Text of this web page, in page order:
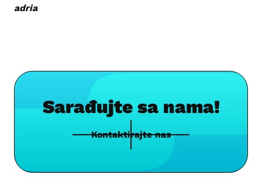
adria
Sarađujte sa nama!
Kontaktirajte nas